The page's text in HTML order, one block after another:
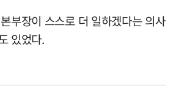
부장이 스스로 더 일하겠다는 의사
있었다.